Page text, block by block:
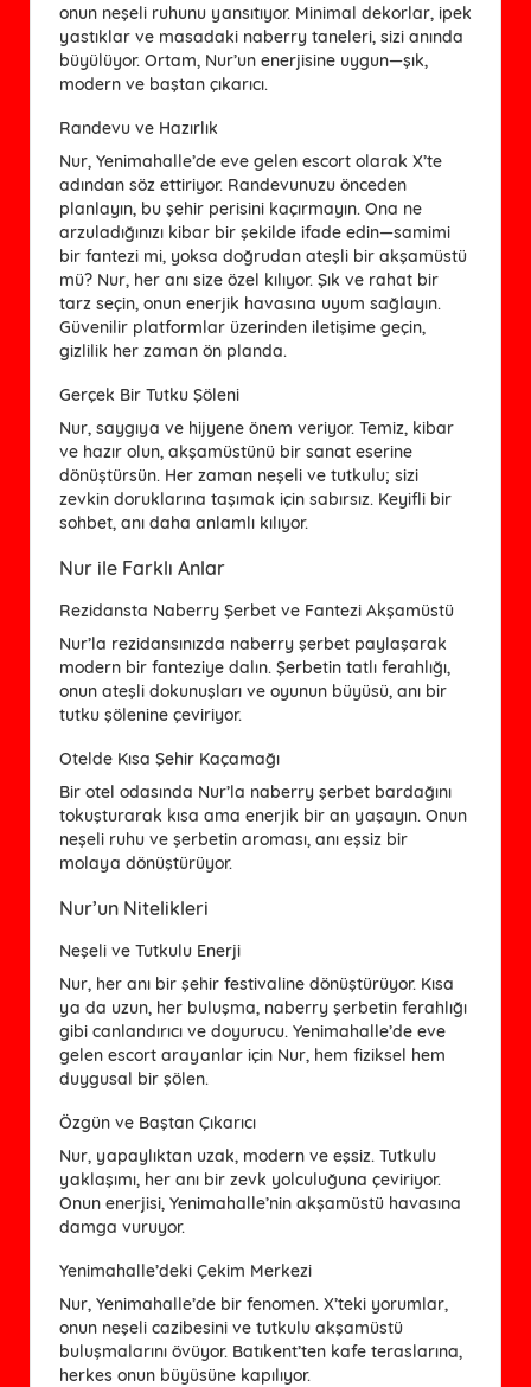
onun neşeli ruhunu yansıtıyor. Minimal dekorlar, ipek
yastıklar ve masadaki naberry taneleri, sizi anında
büyülüyor. Ortam, Nur’un enerjisine uygun—şık,
modern ve baştan çıkarıcı.
Randevu ve Hazırlık
Nur, Yenimahalle’de eve gelen escort olarak X’te
adından söz ettiriyor. Randevunuzu önceden
planlayın, bu şehir perisini kaçırmayın. Ona ne
arzuladığınızı kibar bir şekilde ifade edin—samimi
bir fantezi mi, yoksa doğrudan ateşli bir akşamüstü
mü? Nur, her anı size özel kılıyor. Şık ve rahat bir
tarz seçin, onun enerjik havasına uyum sağlayın.
Güvenilir platformlar üzerinden iletişime geçin,
gizlilik her zaman ön planda.
Gerçek Bir Tutku Şöleni
Nur, saygıya ve hijyene önem veriyor. Temiz, kibar
ve hazır olun, akşamüstünü bir sanat eserine
dönüştürsün. Her zaman neşeli ve tutkulu; sizi
zevkin doruklarına taşımak için sabırsız. Keyifli bir
sohbet, anı daha anlamlı kılıyor.
Nur ile Farklı Anlar
Rezidansta Naberry Şerbet ve Fantezi Akşamüstü
Nur’la rezidansınızda naberry şerbet paylaşarak
modern bir fanteziye dalın. Şerbetin tatlı ferahlığı,
onun ateşli dokunuşları ve oyunun büyüsü, anı bir
tutku şölenine çeviriyor.
Otelde Kısa Şehir Kaçamağı
Bir otel odasında Nur’la naberry şerbet bardağını
tokuşturarak kısa ama enerjik bir an yaşayın. Onun
neşeli ruhu ve şerbetin aroması, anı eşsiz bir
molaya dönüştürüyor.
Nur’un Nitelikleri
Neşeli ve Tutkulu Enerji
Nur, her anı bir şehir festivaline dönüştürüyor. Kısa
ya da uzun, her buluşma, naberry şerbetin ferahlığı
gibi canlandırıcı ve doyurucu. Yenimahalle’de eve
gelen escort arayanlar için Nur, hem fiziksel hem
duygusal bir şölen.
Özgün ve Baştan Çıkarıcı
Nur, yapaylıktan uzak, modern ve eşsiz. Tutkulu
yaklaşımı, her anı bir zevk yolculuğuna çeviriyor.
Onun enerjisi, Yenimahalle’nin akşamüstü havasına
damga vuruyor.
Yenimahalle’deki Çekim Merkezi
Nur, Yenimahalle’de bir fenomen. X’teki yorumlar,
onun neşeli cazibesini ve tutkulu akşamüstü
buluşmalarını övüyor. Batıkent’ten kafe teraslarına,
herkes onun büyüsüne kapılıyor.